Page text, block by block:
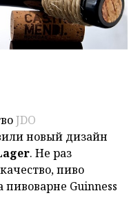
JDO
новый дизайн
. Не раз
пиво
пивоварне Guinness